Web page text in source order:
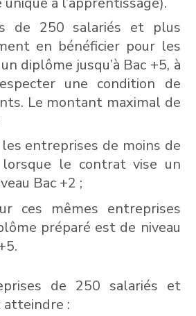
de 250 salariés et plus
en bénéficier pour les
diplôme jusqu’à Bac +5, à
une condition de
Le montant maximal de
entreprises de moins de
le contrat vise un
Bac +2 ;
ces mêmes entreprises
préparé est de niveau
de 250 salariés et
atteindre :